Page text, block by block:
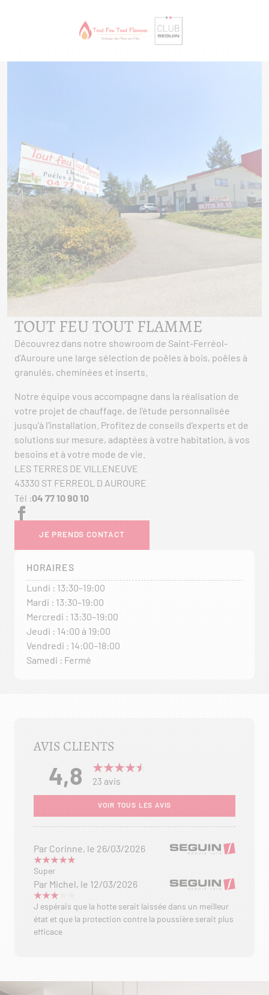
TOUT FEU TOUT FLAMME
Découvrez dans notre showroom de Saint-Ferréol-
d’Auroure une large sélection de poêles à bois, poêles à
granulés, cheminées et inserts.
Notre équipe vous accompagne dans la réalisation de
votre projet de chauffage, de l’étude personnalisée
jusqu’à l’installation. Profitez de conseils d’experts et de
solutions sur mesure, adaptées à votre habitation, à vos
besoins et à votre mode de vie.
LES TERRES DE VILLENEUVE
43330 ST FERREOL D AUROURE
Tél :04 77 10 90 10
JE PRENDS CONTACT
HORAIRES
Lundi : 13:30–19:00
Mardi : 13:30–19:00
Mercredi : 13:30–19:00
Jeudi : 14:00 à 19:00
Vendredi : 14:00–18:00
Samedi : Fermé
AVIS CLIENTS
4,8 23 avis
VOIR TOUS LES AVIS
Par Corinne, le 26/03/2026
Super
Par Michel, le 12/03/2026
J espérais que la hotte serait laissée dans un meilleur
état et que la protection contre la poussière serait plus
efficace